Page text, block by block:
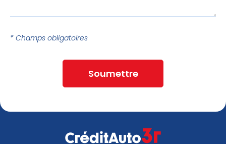
* Champs obligatoires
Soumettre